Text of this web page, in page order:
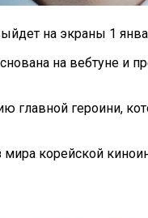
на экраны 1
на вебтуне и
главной героини,
мира корейской